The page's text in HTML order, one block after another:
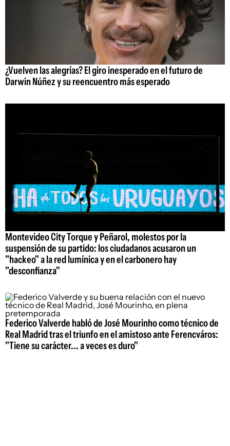
¿Vuelven las alegrías? El giro inesperado en el futuro de
Darwin Núñez y su reencuentro más esperado
Montevideo City Torque y Peñarol, molestos por la
suspensión de su partido: los ciudadanos acusaron un
"hackeo" a la red lumínica y en el carbonero hay
"desconfianza"
Federico Valverde habló de José Mourinho como técnico de
Real Madrid tras el triunfo en el amistoso ante Ferencváros:
"Tiene su carácter... a veces es duro"